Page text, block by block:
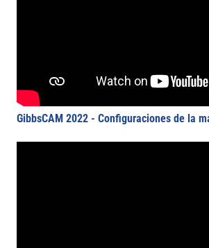
GibbsCAM 2022 - Configuraciones de la